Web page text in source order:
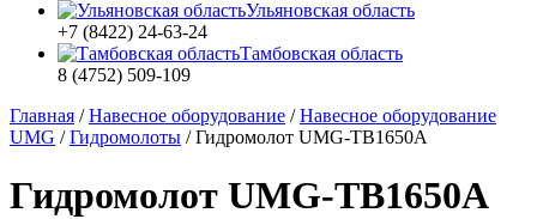
Ульяновская область
+7 (8422) 24-63-24
Тамбовская область
8 (4752) 509-109
Главная /Навесное оборудование /Навесное оборудование
UMG /Гидромолоты /Гидромолот UMG-TB1650A
Гидромолот UMG-TB1650A